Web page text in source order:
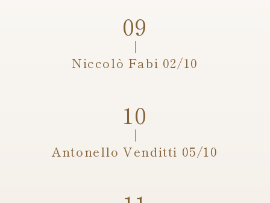
Niccolò Fabi 02/10
Antonello Venditti 05/10